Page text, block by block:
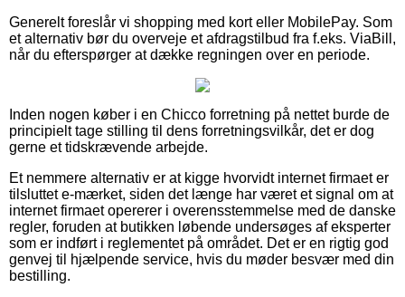
Generelt foreslår vi shopping med kort eller MobilePay. Som
et alternativ bør du overveje et afdragstilbud fra f.eks. ViaBill,
når du efterspørger at dække regningen over en periode.
Inden nogen køber i en Chicco forretning på nettet burde de
principielt tage stilling til dens forretningsvilkår, det er dog
gerne et tidskrævende arbejde.
Et nemmere alternativ er at kigge hvorvidt internet firmaet er
tilsluttet e-mærket, siden det længe har været et signal om at
internet firmaet opererer i overensstemmelse med de danske
regler, foruden at butikken løbende undersøges af eksperter
som er indført i reglementet på området. Det er en rigtig god
genvej til hjælpende service, hvis du møder besvær med din
bestilling.